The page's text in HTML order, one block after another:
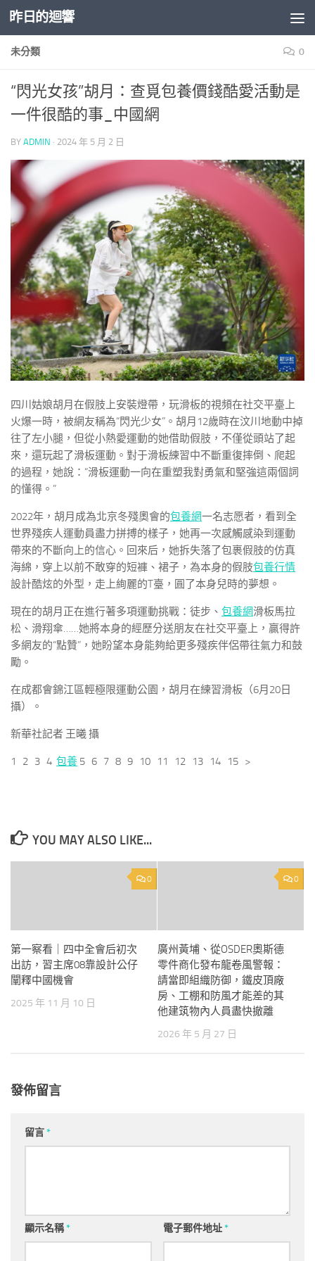
Skip to content
昨日的迴響
未分類 0
“閃光女孩”胡月：查覓包養價錢酷愛活動是
一件很酷的事_中國網
BY ADMIN · 2024 年 5 月 2 日
四川姑娘胡月在假肢上安裝燈帶，玩滑板的視頻在社交平臺上
火爆一時，被網友稱為“閃光少女”。胡月12歲時在汶川地動中掉
往了左小腿，但從小熱愛運動的她借助假肢，不僅從頭站了起
來，還玩起了滑板運動。對于滑板練習中不斷重復摔倒、爬起
的過程，她說：“滑板運動一向在重塑我對勇氣和堅強這兩個詞
的懂得。”
2022年，胡月成為北京冬殘奧會的包養網一名志愿者，看到全
世界殘疾人運動員盡力拼搏的樣子，她再一次感觸感染到運動
帶來的不斷向上的信心。回來后，她拆失落了包裹假肢的仿真
海綿，穿上以前不敢穿的短褲、裙子，為本身的假肢包養行情
設計酷炫的外型，走上絢麗的T臺，圓了本身兒時的夢想。
現在的胡月正在進行著多項運動挑戰：徒步、 包養網滑板馬拉
松、滑翔傘……她將本身的經歷分送朋友在社交平臺上，贏得許
多網友的“點贊”，她盼望本身能夠給更多殘疾伴侶帶往氣力和鼓
勵。
在成都會錦江區輕極限運動公園，胡月在練習滑板（6月20日
攝）。
新華社記者 王曦 攝
1 2 3 4 包養 5 6 7 8 9 10 11 12 13 14 15 >
YOU MAY ALSO LIKE...
0
第一察看｜四中全會后初次
出訪，習主席08靠設計公仔
闡釋中國機會
2025 年 11 月 10 日
0
廣州黃埔、從OSDER奧斯德
零件商化發布龍卷風警報：
請當即組織防御，鐵皮頂廠
房、工棚和防風才能差的其
他建筑物內人員盡快撤離
2026 年 5 月 27 日
發佈留言
留言*
顯示名稱* 電子郵件地址*